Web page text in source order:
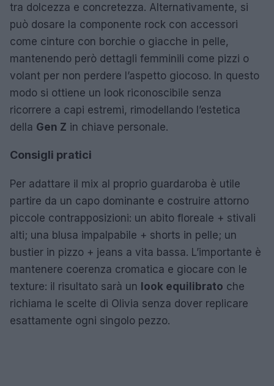
tra dolcezza e concretezza. Alternativamente, si
può dosare la componente rock con accessori
come cinture con borchie o giacche in pelle,
mantenendo però dettagli femminili come pizzi o
volant per non perdere l’aspetto giocoso. In questo
modo si ottiene un look riconoscibile senza
ricorrere a capi estremi, rimodellando l’estetica
della Gen Z in chiave personale.
Consigli pratici
Per adattare il mix al proprio guardaroba è utile
partire da un capo dominante e costruire attorno
piccole contrapposizioni: un abito floreale + stivali
alti; una blusa impalpabile + shorts in pelle; un
bustier in pizzo + jeans a vita bassa. L’importante è
mantenere coerenza cromatica e giocare con le
texture: il risultato sarà un look equilibrato che
richiama le scelte di Olivia senza dover replicare
esattamente ogni singolo pezzo.